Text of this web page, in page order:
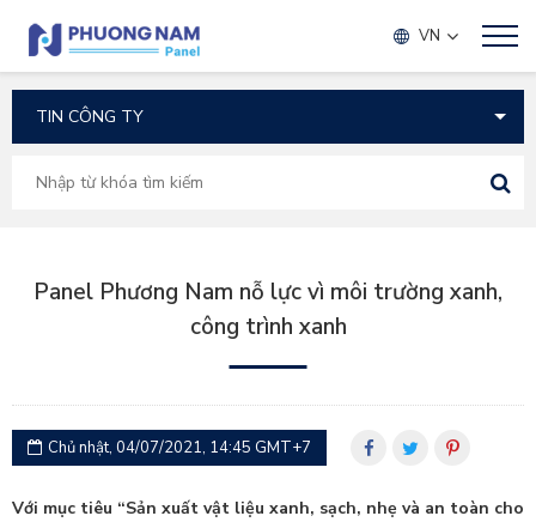
VN
TIN TỨC
Panel Phương Nam nỗ lực vì môi trường xanh,
công trình xanh
Chủ nhật, 04/07/2021, 14:45 GMT+7
Với mục tiêu “Sản xuất vật liệu xanh, sạch, nhẹ và an toàn cho